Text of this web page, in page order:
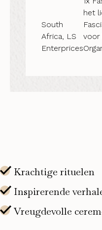
South
Africa, LS
Enterprices
het
voor